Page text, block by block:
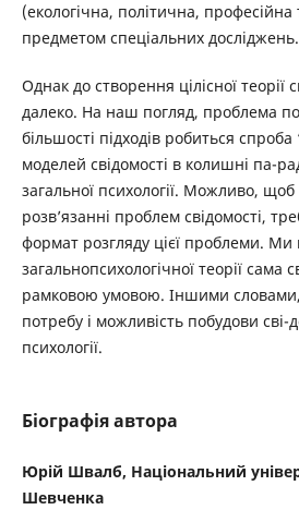
(екологічна, політична,
предметом спеціальних досліджень.
Однак до створення цілісної теорії
далеко. На наш погляд, проблема
більшості підходів робиться
моделей свідомості в колишні па-
загальної психології. Можливо,
розв’язанні проблем свідомості,
формат розгляду цієї проблеми.
загальнопсихологічної теорії сама
рамковою умовою. Іншими
потребу і можливість побудови сві-
психології.
Біографія автора
Юрій Швалб, Національний
Шевченка